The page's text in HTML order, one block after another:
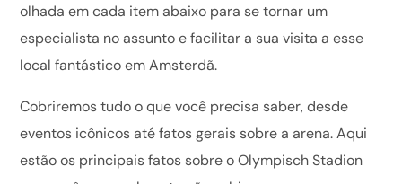
olhada em cada item abaixo para se tornar um
especialista no assunto e facilitar a sua visita a esse
local fantástico em Amsterdã.
Cobriremos tudo o que você precisa saber, desde
eventos icônicos até fatos gerais sobre a arena. Aqui
estão os principais fatos sobre o Olympisch Stadion